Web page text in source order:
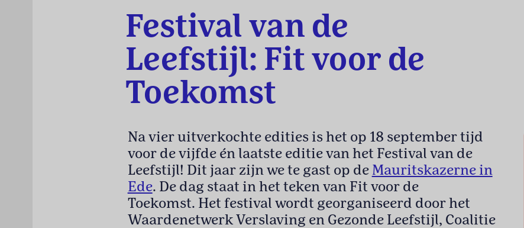
Festival van de
Leefstijl: Fit voor de
Toekomst
Na vier uitverkochte edities is het op 18 september tijd
voor de vijfde én laatste editie van het Festival van de
Leefstijl! Dit jaar zijn we te gast op de Mauritskazerne in
Ede. De dag staat in het teken van Fit voor de
Toekomst. Het festival wordt georganiseerd door het
Waardenetwerk Verslaving en Gezonde Leefstijl, Coalitie